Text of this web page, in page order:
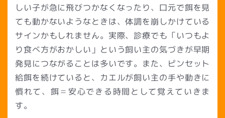
しい子が急に飛びつかなくなったり、口元で餌を見
ても動かないようなときは、体調を崩しかけている
サインかもしれません。実際、診療でも「いつもよ
り食べ方がおかしい」という飼い主の気づきが早期
発見につながることは多いです。また、ピンセット
給餌を続けていると、カエルが飼い主の手や動きに
慣れて、餌＝安心できる時間として覚えていきま
す。